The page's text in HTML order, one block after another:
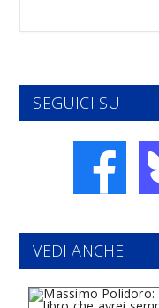
SEGUICI SU
VEDI ANCHE